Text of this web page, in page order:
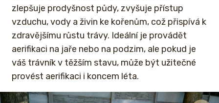
zlepšuje prodyšnost půdy, zvyšuje přístup
vzduchu, vody a živin ke kořenům, což přispívá k
zdravějšímu růstu trávy. Ideální je provádět
aerifikaci na jaře nebo na podzim, ale pokud je
váš trávník v těžším stavu, může být užitečné
provést aerifikaci i koncem léta.